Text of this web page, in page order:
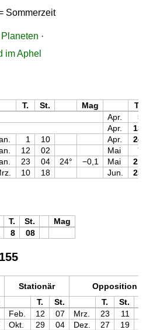
Sommerzeit
·
im Aphel
T. St. Mag T.
Apr. 5
Apr. 13
1 10 Apr. 24
12 02 Mai 7
23 04 24° −0,1 Mai 21
10 18 Jun. 25
T. St.
Mag
8 08
Stationär
Opposition
T. St. T. St.
Feb. 12 07 Mrz. 23 11
Okt. 29 04 Dez. 27 19